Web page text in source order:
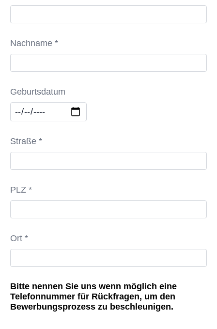
Nachname *
Geburtsdatum
Straße *
PLZ *
Ort *
Bitte nennen Sie uns wenn möglich eine
Telefonnummer für Rückfragen, um den
Bewerbungsprozess zu beschleunigen.